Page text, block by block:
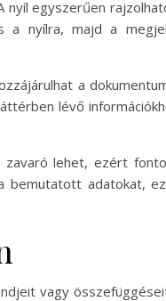
nyíl egyszerűen
a nyílra, majd a
a
lévő
zavaró lehet, ezért
bemutatott adatokat,
vagy